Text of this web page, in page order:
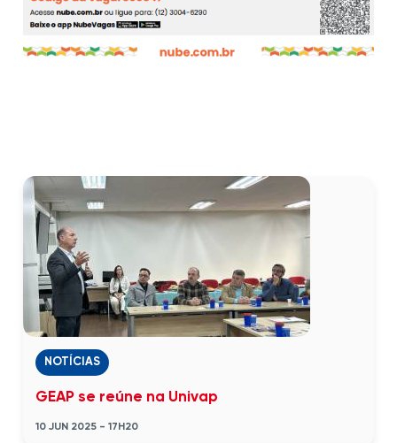
NOTÍCIAS
GEAP se reúne na Univap
10 JUN 2025 - 17H20